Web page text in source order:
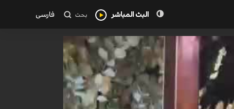
البث المباشر بحث فارسی